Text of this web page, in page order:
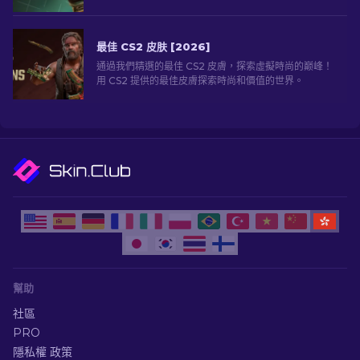
最佳 CS2 皮肤 [2026]
通過我們精選的最佳 CS2 皮膚，探索虛擬時尚的巅峰！
用 CS2 提供的最佳皮膚探索時尚和價值的世界。
幫助
社區
PRO
隱私權 政策